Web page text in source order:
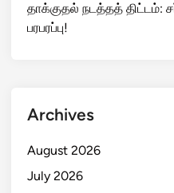
தாக்குதல் நடத்தத் திட்டம்:
பரபரப்பு!
Archives
August 2026
July 2026